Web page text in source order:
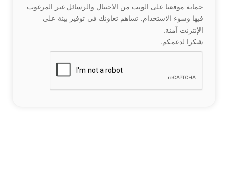
حماية موقعنا على الويب من الاحتيال والرسائل غير المرغوب
فيها وسوء الاستخدام. تساهم تعاونك في توفير بيئة على
الإنترنت آمنة.
شكرا لدعمكم.